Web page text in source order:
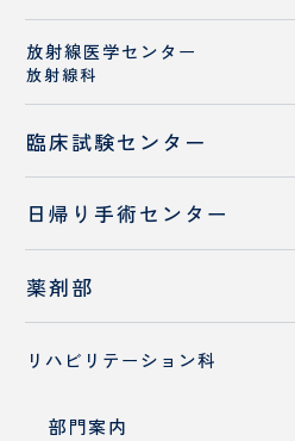
診療概要
スタッフ紹介
診療科紹介
医師紹介
放射線医学センター
放射線科
センター案内
診療概要
検査装置のご紹介
臨床試験センター
日帰り手術センター
薬剤部
部門案内
リハビリテーション科
部門案内